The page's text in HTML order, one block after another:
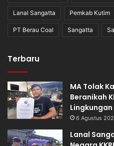
Lanal Sangatta Pemkab Kutim
PT Berau Coal Sangatta
Terbaru
MA Tolak
Beranikah
Lingkungan
6 Agustus
Lanal